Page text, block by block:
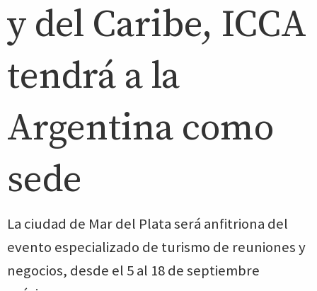
y del Caribe, ICCA
tendrá a la
Argentina como
sede
La ciudad de Mar del Plata será anfitriona del
evento especializado de turismo de reuniones y
negocios, desde el 5 al 18 de septiembre